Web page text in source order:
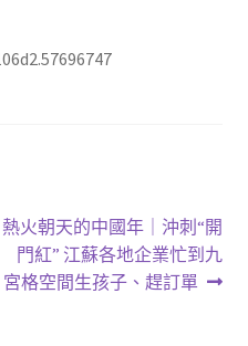
下
一
篇
熱火朝天的中國年｜沖刺“開
門紅” 江蘇各地企業忙到九
宮格空間生孩子、趕訂單